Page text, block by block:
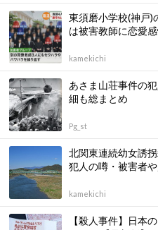
東須磨小学校(神戸)
は被害教師に恋愛
kamekichi
あさま山荘事件の
細も総まとめ
Pg_st
北関東連続幼女誘
犯人の噂・被害者
kamekichi
【殺人事件】日本